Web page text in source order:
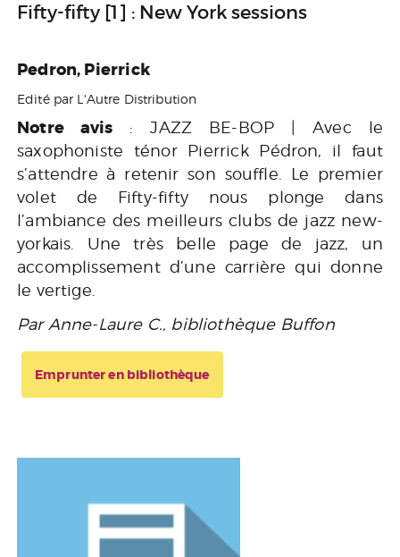
Fifty-fifty [1] : New York sessions
Pedron, Pierrick
Edité par L'Autre Distribution
Notre avis : JAZZ BE-BOP | Avec le
saxophoniste ténor Pierrick Pédron, il faut
s’attendre à retenir son souffle. Le premier
volet de Fifty-fifty nous plonge dans
l’ambiance des meilleurs clubs de jazz new-
yorkais. Une très belle page de jazz, un
accomplissement d’une carrière qui donne
le vertige.
Par Anne-Laure C., bibliothèque Buffon
Emprunter en bibliothèque